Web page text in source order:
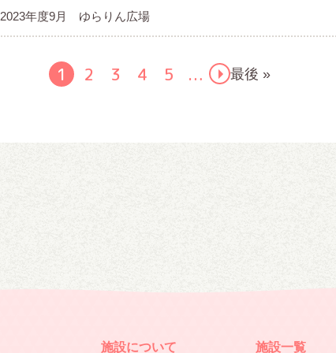
2023年度9月 ゆらりん広場
1 2 3 4 5 … 最後 »
施設について 施設一覧